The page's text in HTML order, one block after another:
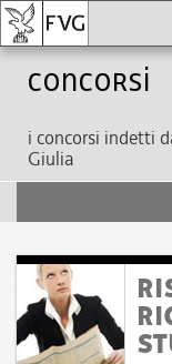
Concorsi
i concorsi indetti
Giulia